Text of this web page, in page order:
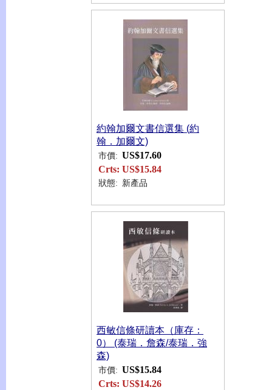
約翰加爾文書信選集 (約
翰．加爾文)
市價: US$17.60
Crts: US$15.84
狀態: 新產品
西敏信條研讀本（庫存：
0） (泰瑞．詹森/泰瑞．強
森)
市價: US$15.84
Crts: US$14.26